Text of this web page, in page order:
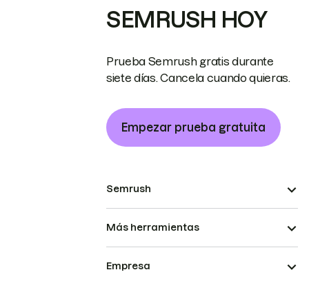
SEMRUSH HOY
Prueba Semrush gratis durante
siete días. Cancela cuando quieras.
Empezar prueba gratuita
Semrush
Más herramientas
Empresa